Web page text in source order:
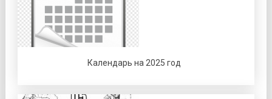
Календарь на 2025 год